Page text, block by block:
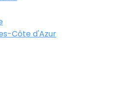
Côte d'Azur